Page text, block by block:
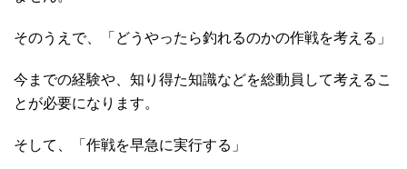
そのうえで、「どうやったら釣れるのかの作戦を考える」
今までの経験や、知り得た知識などを総動員して考えるこ
とが必要になります。
そして、「作戦を早急に実行する」